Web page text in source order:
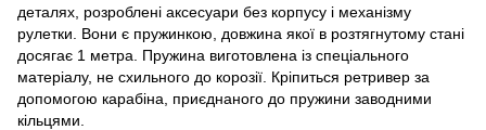
деталях, розроблені аксесуари без корпусу і механізму
рулетки. Вони є пружинкою, довжина якої в розтягнутому стані
досягає 1 метра. Пружина виготовлена із спеціального
матеріалу, не схильного до корозії. Кріпиться ретривер за
допомогою карабіна, приєднаного до пружини заводними
кільцями.